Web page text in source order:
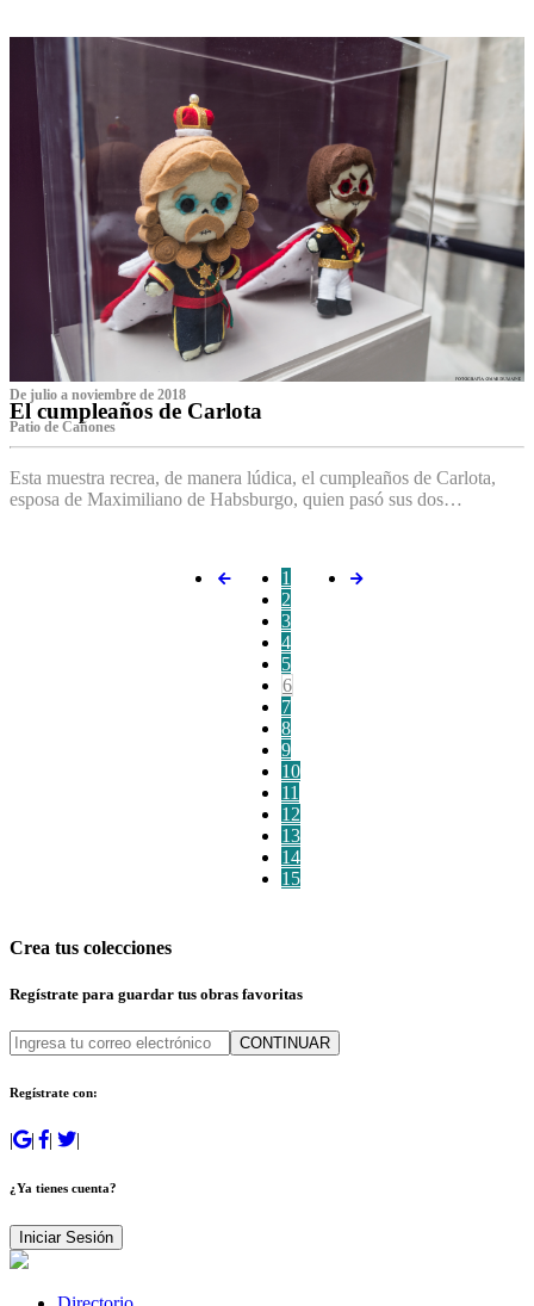
De julio a noviembre de 2018
El cumpleaños de Carlota
Patio de Cañones
Esta muestra recrea, de manera lúdica, el cumpleaños de Carlota,
esposa de Maximiliano de Habsburgo, quien pasó sus dos…
1
2
3
4
5
6
7
8
9
10
11
12
13
14
15
Crea tus colecciones
Regístrate para guardar tus obras favoritas
CONTINUAR
Regístrate con:
| | | |
¿Ya tienes cuenta?
Iniciar Sesión